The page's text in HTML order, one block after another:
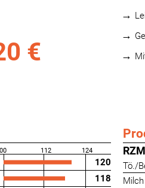
€
112 124
120
118
RZM
Tö./